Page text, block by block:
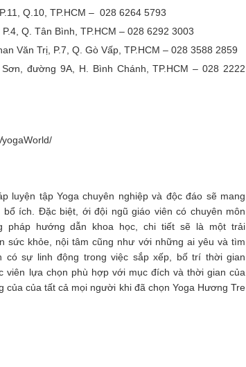
Q.10, TP.HCM – 028 6264 5793
Q. Tân Bình, TP.HCM – 028 6292 3003
Văn Trị, P.7, Q. Gò Vấp, TP.HCM – 028 3588 2859
đường 9A, H. Bình Chánh, TP.HCM – 028 2222
luyện tập Yoga chuyên nghiệp và độc đáo sẽ mang
ích. Đặc biệt, ới đội ngũ giáo viên có chuyên môn
pháp hướng dẫn khoa học, chi tiết sẽ là một trải
sức khỏe, nội tâm cũng như với những ai yêu và tìm
có sự linh động trong việc sắp xếp, bố trí thời gian
viên lựa chọn phù hợp với mục đích và thời gian của
của của tất cả mọi người khi đã chọn Yoga Hương Tre